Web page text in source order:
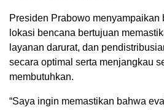
Presiden Prabowo menyampaikan
lokasi bencana bertujuan
layanan darurat, dan
secara optimal serta menjangkau
membutuhkan.
“Saya ingin memastikan bahwa